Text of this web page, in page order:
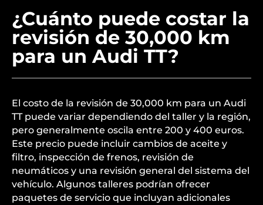
¿Cuánto puede costar la
revisión de 30,000 km
para un Audi TT?
El costo de la revisión de 30,000 km para un Audi
TT puede variar dependiendo del taller y la región,
pero generalmente oscila entre 200 y 400 euros.
Este precio puede incluir cambios de aceite y
filtro, inspección de frenos, revisión de
neumáticos y una revisión general del sistema del
vehículo. Algunos talleres podrían ofrecer
paquetes de servicio que incluyan adicionales